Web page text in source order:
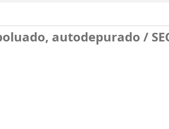
autodepurado /